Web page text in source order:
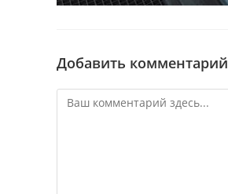
Добавить комментарий
Комментарий